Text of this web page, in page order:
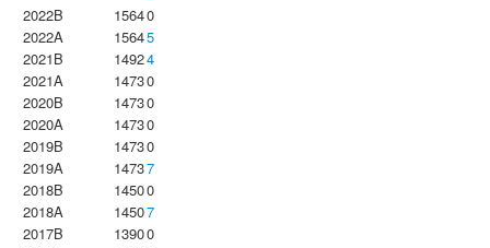
2022B
15640
2022A
15645
2021B
14924
2021A
14730
2020B
14730
2020A
14730
2019B
14730
2019A
14737
2018B
14500
2018A
14507
2017B
13900